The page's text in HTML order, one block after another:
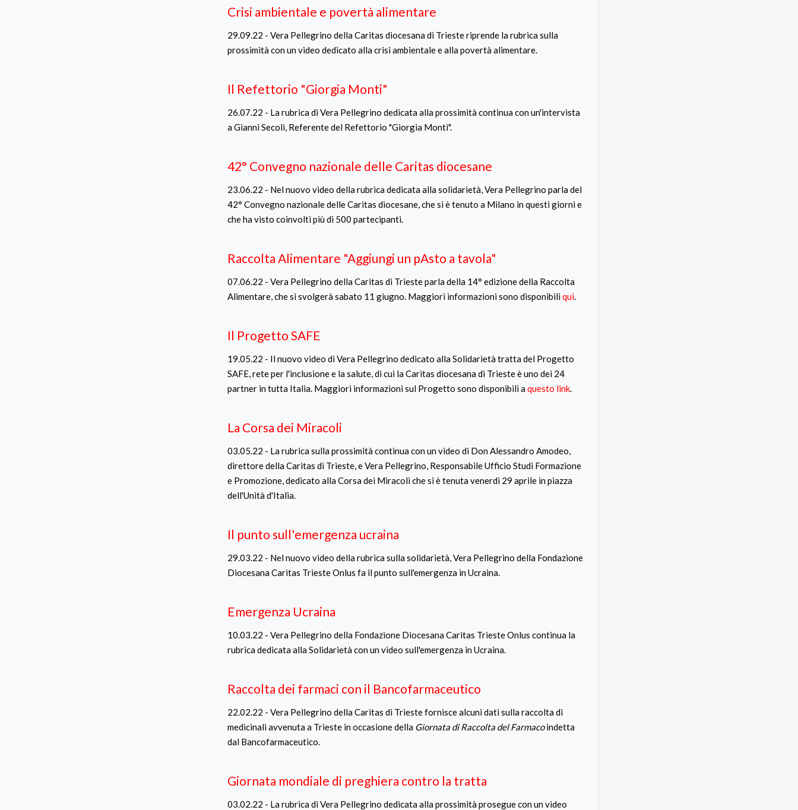
Crisi ambientale e povertà alimentare
29.09.22 - Vera Pellegrino della Caritas diocesana di Trieste riprende la rubrica sulla
prossimità con un video dedicato alla crisi ambientale e alla povertà alimentare.
Il Refettorio "Giorgia Monti"
26.07.22 - La rubrica di Vera Pellegrino dedicata alla prossimità continua con un'intervista
a Gianni Secoli, Referente del Refettorio "Giorgia Monti".
42° Convegno nazionale delle Caritas diocesane
23.06.22 - Nel nuovo video della rubrica dedicata alla solidarietà, Vera Pellegrino parla del
42° Convegno nazionale delle Caritas diocesane, che si è tenuto a Milano in questi giorni e
che ha visto coinvolti più di 500 partecipanti.
Raccolta Alimentare "Aggiungi un pAsto a tavola"
07.06.22 - Vera Pellegrino della Caritas di Trieste parla della 14° edizione della Raccolta
Alimentare, che si svolgerà sabato 11 giugno. Maggiori informazioni sono disponibiliqui.
Il Progetto SAFE
19.05.22 - Il nuovo video di Vera Pellegrino dedicato alla Solidarietà tratta del Progetto
SAFE, rete per l'inclusione e la salute, di cui la Caritas diocesana di Trieste è uno dei 24
partner in tutta Italia. Maggiori informazioni sul Progetto sono disponibili aquesto link.
La Corsa dei Miracoli
03.05.22 - La rubrica sulla prossimità continua con un video di Don Alessandro Amodeo,
direttore della Caritas di Trieste, e Vera Pellegrino, Responsabile Ufficio Studi Formazione
e Promozione, dedicato alla Corsa dei Miracoli che si è tenuta venerdì 29 aprile in piazza
dell'Unità d'Italia.
Il punto sull'emergenza ucraina
29.03.22 - Nel nuovo video della rubrica sulla solidarietà, Vera Pellegrino della Fondazione
Diocesana Caritas Trieste Onlus fa il punto sull'emergenza in Ucraina.
Emergenza Ucraina
10.03.22 - Vera Pellegrino della Fondazione Diocesana Caritas Trieste Onlus continua la
rubrica dedicata alla Solidarietà con un video sull'emergenza in Ucraina.
Raccolta dei farmaci con il Bancofarmaceutico
22.02.22 - Vera Pellegrino della Caritas di Trieste fornisce alcuni dati sulla raccolta di
medicinali avvenuta a Trieste in occasione della Giornata di Raccolta del Farmacoindetta
dal Bancofarmaceutico.
Giornata mondiale di preghiera contro la tratta
03.02.22 - La rubrica di Vera Pellegrino dedicata alla prossimità prosegue con un video